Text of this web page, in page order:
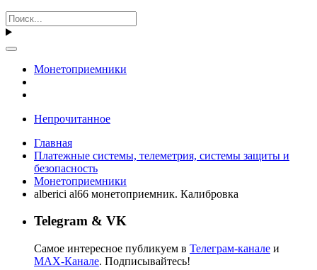
Монетоприемники
Непрочитанное
Главная
Платежные системы, телеметрия, системы защиты и
безопасность
Монетоприемники
alberici al66 монетоприемник. Калибровка
Telegram & VK
Самое интересное публикуем в Телеграм-канале и
MAX-Канале. Подписывайтесь!